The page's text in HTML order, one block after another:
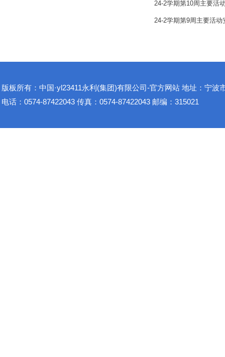
24-2学期第10周主要活
24-2学期第9周主要活动
版板所有：中国·yl23411永利(集团)有限公司-官方网站 地址：宁波
电话：0574-87422043 传真：0574-87422043 邮编：315021